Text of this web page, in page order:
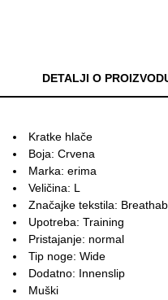
DETALJI O
Kratke hlače
Boja: Crvena
Marka: erima
Veličina: L
Značajke tekstila:
Upotreba: Training
Pristajanje: normal
Tip noge: Wide
Dodatno: Innenslip
Muški